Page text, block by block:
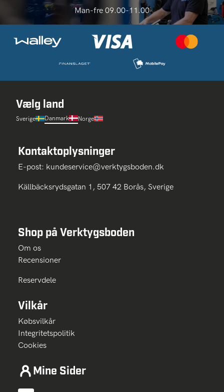
Man-fre 09.00-11.00
Vælg land
Sverige Danmark Norge
Kontaktoplysninger
E-post: kundeservice@verktygsboden.dk
Källbäcksrydsgatan 1, 507 42 Borås, Sverige
Shop på Verktygsboden
Om os
Recensioner
Reservdele
Vilkår
Købsvilkår
Integritetspolitik
Cookies
Mine Sider